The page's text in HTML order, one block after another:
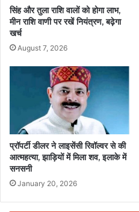
सिंह और तुला राशि वालों को होगा लाभ,
मीन राशि वाणी पर रखें नियंत्रण, बढ़ेगा
खर्च
August 7, 2026
प्रॉपर्टी डीलर ने लाइसेंसी रिवॉल्वर से की
आत्महत्या, झाड़ियों में मिला शव, इलाके में
सनसनी
January 20, 2026